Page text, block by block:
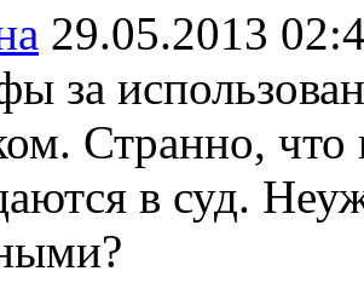
29.05.2013
за
Странно, что
в суд.